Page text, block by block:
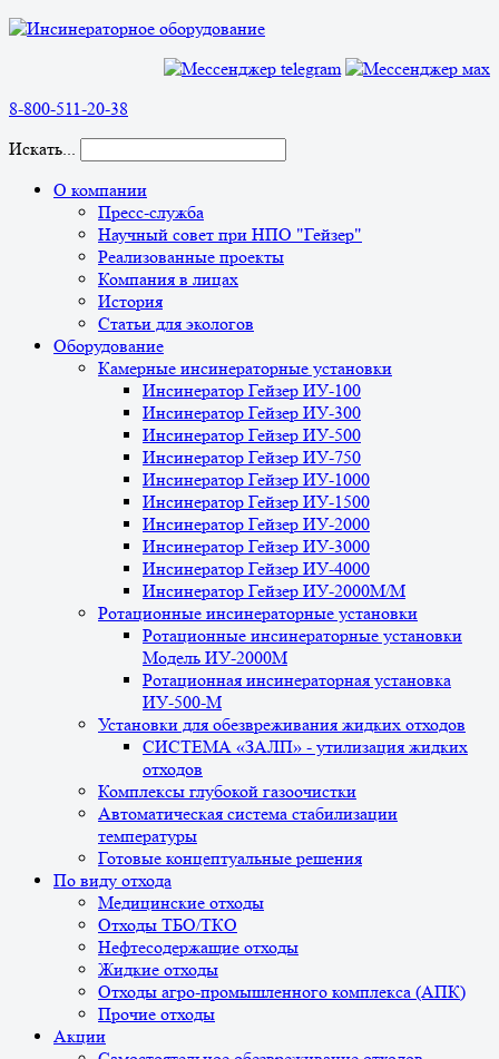
8-800-511-20-38
Искать...
О компании
Пресс-служба
Научный совет при НПО "Гейзер"
Реализованные проекты
Компания в лицах
История
Статьи для экологов
Оборудование
Камерные инсинераторные установки
Инсинератор Гейзер ИУ-100
Инсинератор Гейзер ИУ-300
Инсинератор Гейзер ИУ-500
Инсинератор Гейзер ИУ-750
Инсинератор Гейзер ИУ-1000
Инсинератор Гейзер ИУ-1500
Инсинератор Гейзер ИУ-2000
Инсинератор Гейзер ИУ-3000
Инсинератор Гейзер ИУ-4000
Инсинератор Гейзер ИУ-2000М/М
Ротационные инсинераторные установки
Ротационные инсинераторные установки
Модель ИУ-2000М
Ротационная инсинераторная установка
ИУ-500-М
Установки для обезвреживания жидких отходов
СИСТЕМА «ЗАЛП» - утилизация жидких
отходов
Комплексы глубокой газоочистки
Автоматическая система стабилизации
температуры
Готовые концептуальные решения
По виду отхода
Медицинские отходы
Отходы ТБО/ТКО
Нефтесодержащие отходы
Жидкие отходы
Отходы агро-промышленного комплекса (АПК)
Прочие отходы
Акции